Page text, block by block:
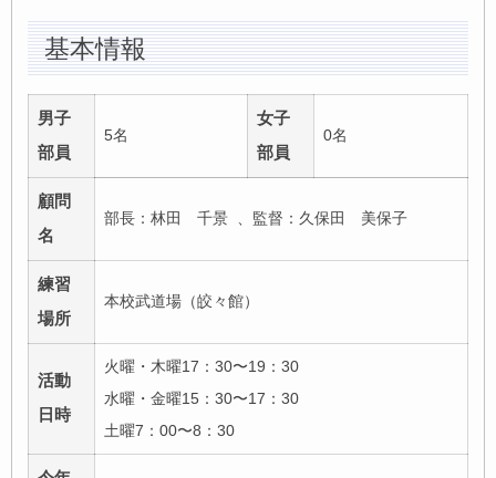
基本情報
男子
部員
5名
女子
部員
0名
顧問
名
部長：林田 千景 、監督：久保田 美保子
練習
場所
本校武道場（皎々館）
活動
日時
火曜・木曜17：30〜19：30
水曜・金曜15：30〜17：30
土曜7：00〜8：30